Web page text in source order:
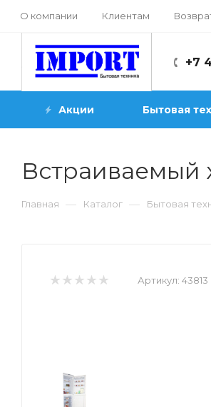
О компании Клиентам
+7
Акции Бытовая
Встраиваемый
Главная — Каталог — Бытовая
Артикул: 43813